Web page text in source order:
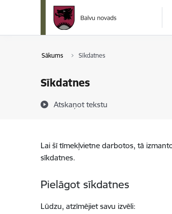
Pāriet uz lapas saturu
Sākums Sīkdatnes
Sīkdatnes
Atskaņot tekstu
Lai šī tīmekļvietne darbotos, tā
sīkdatnes.
Pielāgot sīkdatnes
Lūdzu, atzīmējiet savu izvēli: